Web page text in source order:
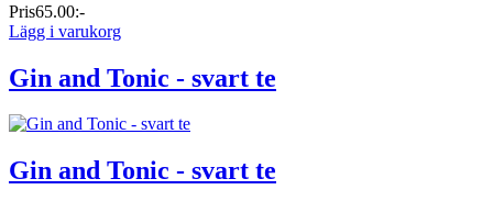
Pris65.00:-
Lägg i varukorg
Gin and Tonic - svart te
Gin and Tonic - svart te